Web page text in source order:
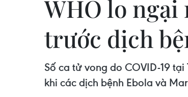
WHO lo ngại
trước dịch
Số ca tử vong do COVID-19
khi các dịch bệnh Ebola và